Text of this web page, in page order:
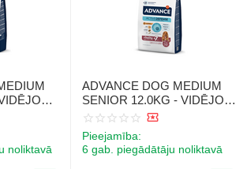
noliktavā
ADVANCE DOG MEDIUM
SENIOR 12.0KG - VIDĒJO
ŠĶIRŅU VECAĶIEM
RISIEM)
Pieejamība:
6 gab. piegādātāju noliktavā